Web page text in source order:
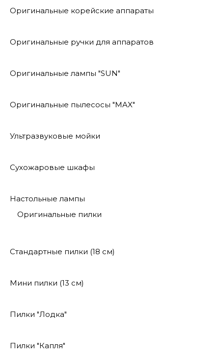
Оригинальные корейские аппараты
Оригинальные ручки для аппаратов
Оригинальные лампы "SUN"
Оригинальные пылесосы "MAX"
Ультразвуковые мойки
Сухожаровые шкафы
Настольные лампы
Оригинальные пилки
Стандартные пилки (18 см)
Мини пилки (13 см)
Пилки "Лодка"
Пилки "Капля"